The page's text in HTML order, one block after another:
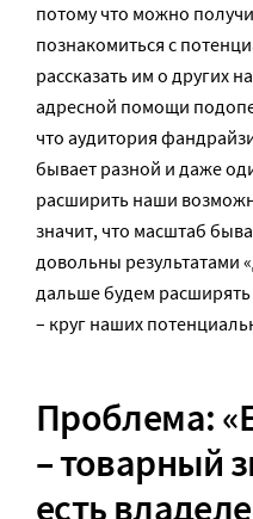
потому что можно
познакомиться с
рассказать им о других
адресной помощи
что аудитория
бывает разной и даже
расширить наши
значит, что масштаб
довольны результатами
дальше будем расширять
– круг наших
Проблема:
– товарный
есть